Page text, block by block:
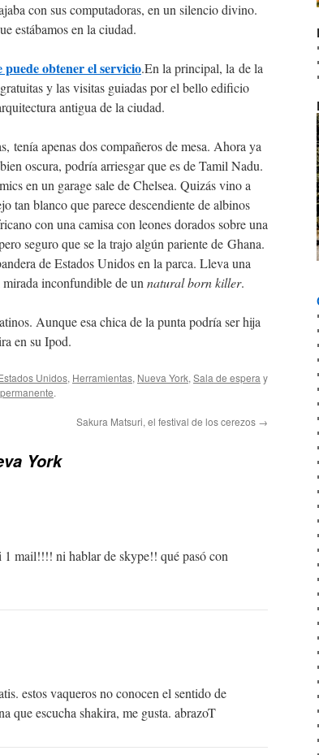
con sus computadoras, en un silencio divino.
estábamos en la ciudad.
obtener el servicio.En la principal, la de la
y las visitas guiadas por el bello edificio
antigua de la ciudad.
tenía apenas dos compañeros de mesa. Ahora ya
oscura, podría arriesgar que es de Tamil Nadu.
en un garage sale de Chelsea. Quizás vino a
tan blanco que parece descendiente de albinos
con una camisa con leones dorados sobre una
seguro que se la trajo algún pariente de Ghana.
de Estados Unidos en la parca. Lleva una
inconfundible de un natural born killer.
Aunque esa chica de la punta podría ser hija
en su Ipod.
Unidos, Herramientas, Nueva York, Sala de espera y
.
Sakura Matsuri, el festival de los cerezos →
York
mail!!!! ni hablar de skype!! qué pasó con
estos vaqueros no conocen el sentido de
que escucha shakira, me gusta. abrazoT